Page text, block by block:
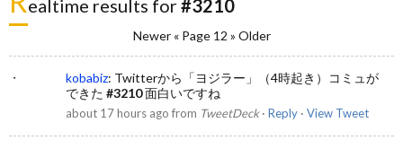
ealtime results for#3210
Newer« Page 12 » Older
kobabiz: Twitterから「ヨジラー」（4時起き）コミュが
できた #3210面白いですね
about 17 hours ago from TweetDeck· Reply · View Tweet